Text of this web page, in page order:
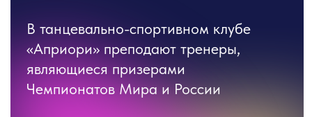
О нас Участникам Наша гордость